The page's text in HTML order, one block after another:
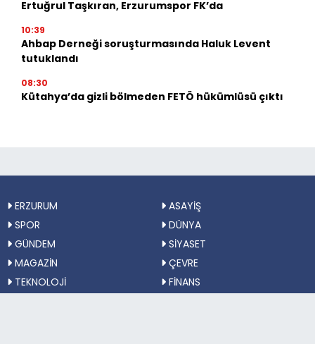
Ertuğrul Taşkıran, Erzurumspor FK’da
10:39
Ahbap Derneği soruşturmasında Haluk Levent
tutuklandı
08:30
Kütahya’da gizli bölmeden FETÖ hükümlüsü çıktı
ERZURUM
ASAYİŞ
SPOR
DÜNYA
GÜNDEM
SİYASET
MAGAZİN
ÇEVRE
TEKNOLOJİ
FİNANS